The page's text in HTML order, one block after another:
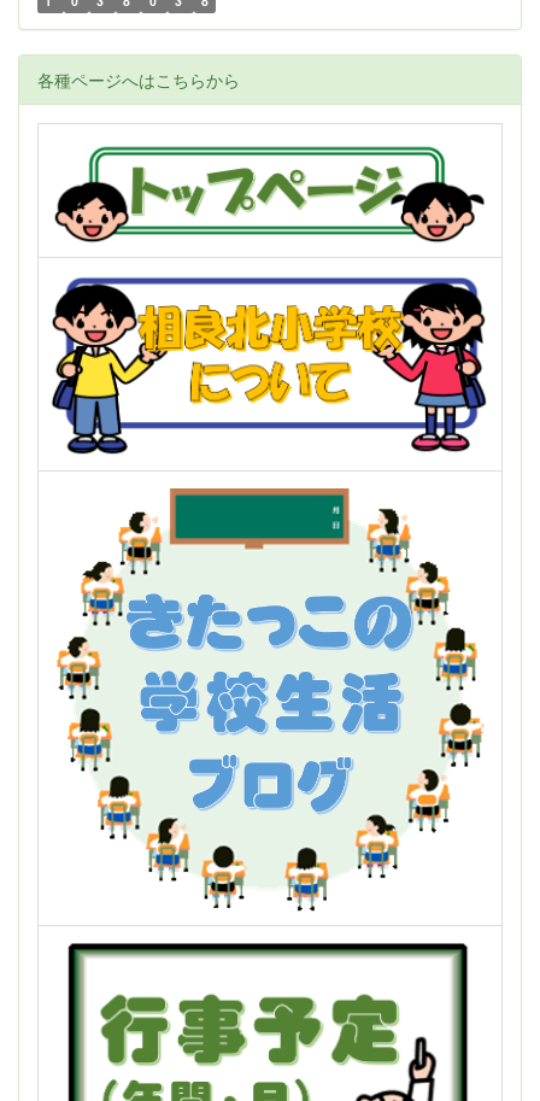
各種ページへはこちらから